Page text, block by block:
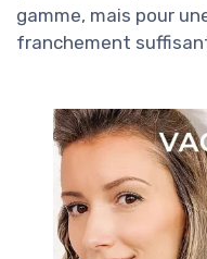
gamme, mais pour
franchement